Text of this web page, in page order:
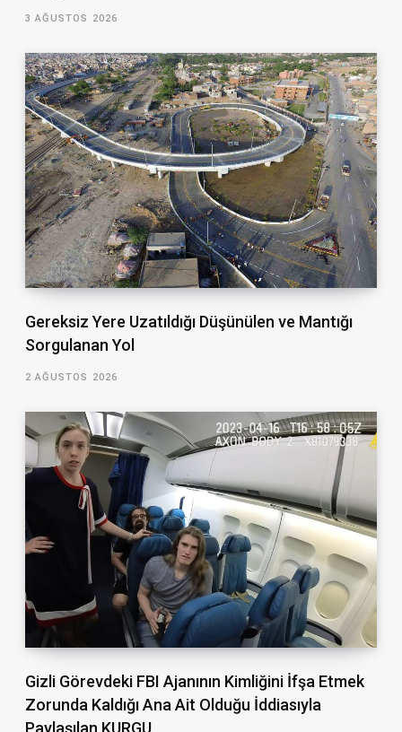
3 AĞUSTOS 2026
Gereksiz Yere Uzatıldığı Düşünülen ve Mantığı
Sorgulanan Yol
2 AĞUSTOS 2026
Gizli Görevdeki FBI Ajanının Kimliğini İfşa Etmek
Zorunda Kaldığı Ana Ait Olduğu İddiasıyla
Paylaşılan KURGU